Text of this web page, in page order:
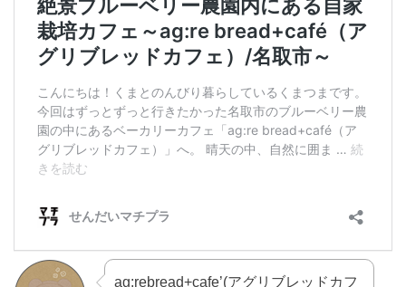
ag:rebread+cafe’(アグリブレッドカフ